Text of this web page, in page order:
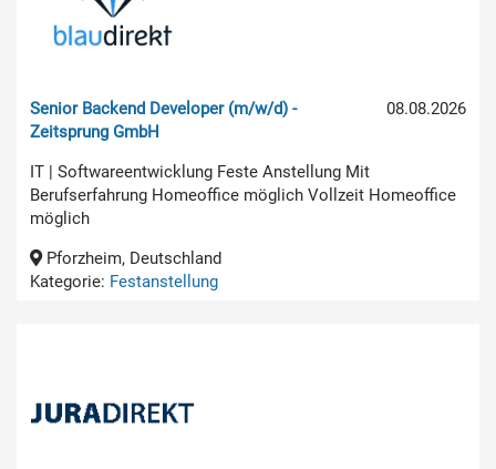
08.08.2026
Senior Backend Developer (m/w/d) -
Zeitsprung GmbH
IT | Softwareentwicklung Feste Anstellung Mit
Berufserfahrung Homeoffice möglich Vollzeit Homeoffice
möglich
Pforzheim, Deutschland
Kategorie: Festanstellung